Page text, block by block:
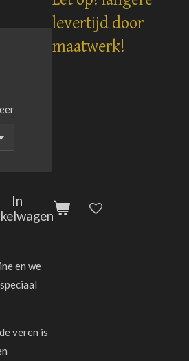
levertijd door
maatwerk!
In
en we
veren is